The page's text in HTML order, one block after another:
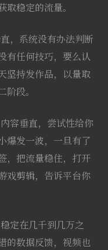
稳定的流量。
，系统没有办法判断
有任何技巧，要么认
坚持发作品，以量取
段。
容垂直，尝试性给你
爆发一波，一旦有了
，把流量稳住，打开
戏剪辑，告诉平台你
定在几千到几万之
的数据反馈，视频也